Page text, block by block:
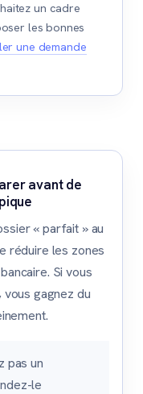
un cadre
les bonnes
une demande
avant de
« parfait » au
réduire les zones
Si vous
gagnez du
pas un
le